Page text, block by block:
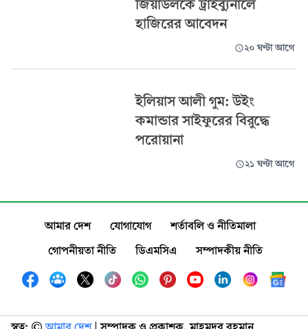
জিয়াউলকে ট্রাইব্যুনালে
হাজিরের আবেদন
২০ ঘণ্টা আগে
ইলিয়াস আলী গুম: উইং
কমান্ডার সাইফুরের বিরুদ্ধে
পরোয়ানা
২১ ঘণ্টা আগে
আমার দেশ যোগাযোগ
শর্তাবলি ও নীতিমালা
গোপনীয়তা নীতি
ডিএমসিএ সম্পাদকীয় নীতি
স্বত্ব: ©️ আমার দেশ| সম্পাদক ও প্রকাশক, মাহমুদুর রহমান